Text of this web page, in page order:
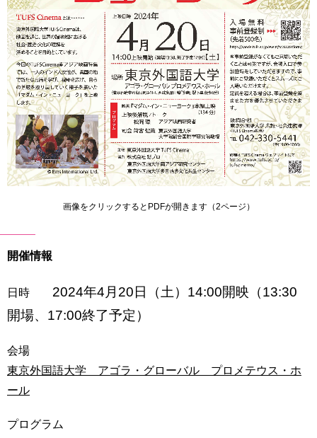
せ
交
通
ア
ク
セ
ス
サ
イ
ト
画像をクリックするとPDFが開きます（2ページ）
開催情報
日時 2024年4月20日（土）14:00開映（13:30
開場、17:00終了予定 ）
会場
東京外国語大学 アゴラ・グローバル プロメテウス・ホ
ール
プログラム